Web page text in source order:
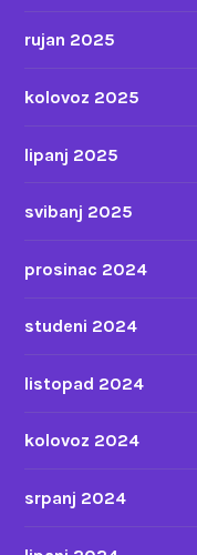
rujan 2025
kolovoz 2025
lipanj 2025
svibanj 2025
prosinac 2024
studeni 2024
listopad 2024
kolovoz 2024
srpanj 2024